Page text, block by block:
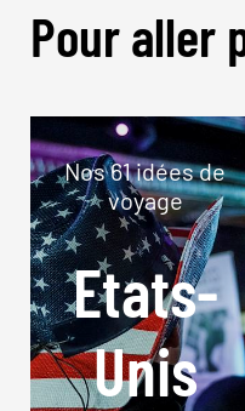
Pour aller
Nos 61 idées de
voyage
Etats-
Unis